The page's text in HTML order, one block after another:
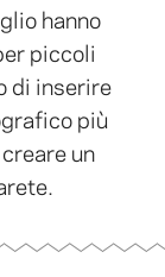
hanno
piccoli
di inserire
più
un